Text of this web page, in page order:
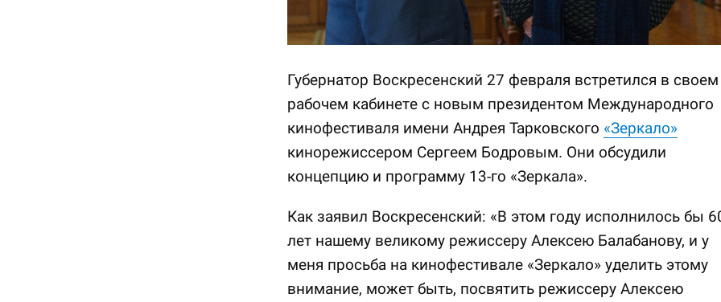
Губернатор Воскресенский 27 февраля встретился в своем
рабочем кабинете с новым президентом Международного
кинофестиваля имени Андрея Тарковского «Зеркало»
кинорежиссером Сергеем Бодровым. Они обсудили
концепцию и программу 13-го «Зеркала».
Как заявил Воскресенский: «В этом году исполнилось бы
лет нашему великому режиссеру Алексею Балабанову, и у
меня просьба на кинофестивале «Зеркало» уделить этому
внимание, может быть, посвятить режиссеру Алексею